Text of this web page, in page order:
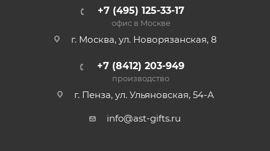
+7 (495) 125-33-17
офис в Москве
г. Москва, ул. Новорязанская, 8
+7 (8412) 203-949
производство
г. Пенза, ул. Ульяновская, 54-А
info@ast-gifts.ru